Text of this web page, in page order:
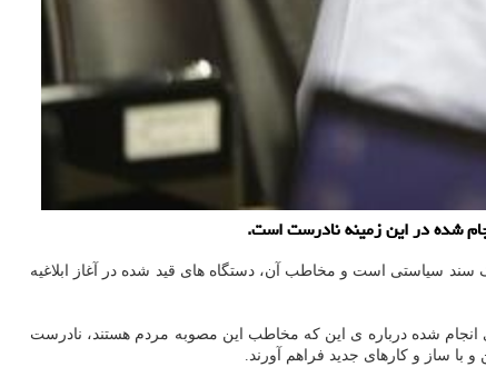
شده در این زمینه نادرست است.
سیاستی است و مخاطب آن، دستگاه های قید شده در آغاز ابلاغیه
شده درباره ی این که مخاطب این مصوبه مردم هستند، نادرست
با ساز و کارهای جدید فراهم آورند.